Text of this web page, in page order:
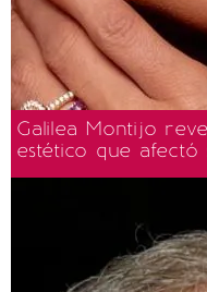
Galilea Montijo
estético que afectó